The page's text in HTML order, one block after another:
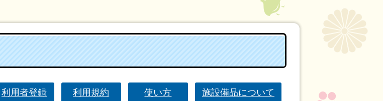
利用者登録 利用規約 使い方 施設備品について